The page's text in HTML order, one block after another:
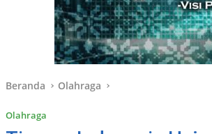
Beranda Olahraga
Olahraga